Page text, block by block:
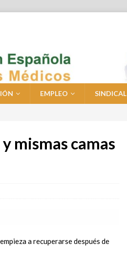
EMPLEO SINDICAL
mismas camas
a recuperarse después de